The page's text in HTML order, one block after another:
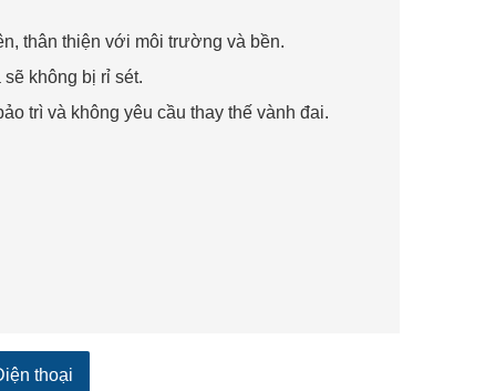
thân thiện với môi trường và bền.
không bị rỉ sét.
trì và không yêu cầu thay thế vành đai.
thoại